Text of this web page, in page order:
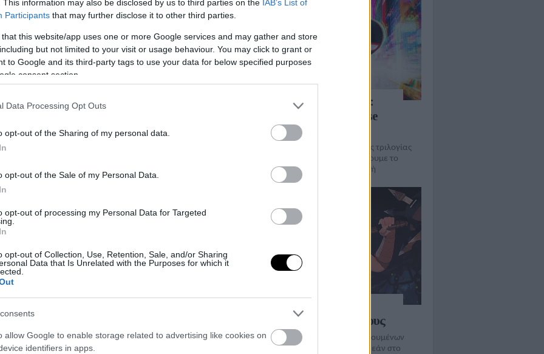
This information may also be disclosed by us to third parties on the IAB’s List of
Participants that may further disclose it to other third parties.
that this website/app uses one or more Google services and may gather and store
but not limited to your visit or usage behaviour. You may click to grant or
to Google and its third-party tags to use your data for below specified purposes
consent section.
Data Processing Opt Outs
opt-out of the Sharing of my personal data.
opt-out of the Sale of my Personal Data.
opt-out of processing my Personal Data for Targeted
opt-out of Collection, Use, Retention, Sale, and/or Sharing
Data that Is Unrelated with the Purposes for which it
allow Google to enable storage related to advertising like cookies on
identifiers in apps.
φιλοδοξίες που έχει για την χρήση του ως αρχικό
σε... υπεραναλύσεις σχετικά με την
εξελίσσεται στον δυναμικό χαρακτήρα που
σε όλο τον κόσμο. Αντιθέτως επιλέγει ν'
του 2013, το οποίο "εν τάχει" την θέτει στα
σ' ένα απομονωμένο νησί του Ειρηνικού, όπου
φυσικά ο... αναμενόμενα μεγάλος κίνδυνος που
το μυστικό όσο και από άλλους "καλοθελητές"
Croft. Ξεκινά έτσι μία περιπέτεια αρχικά
γίνεται όλο και περισσότερο θεαματική
υπεισέρχονται στην όλη εξίσωση.
το πρώτο μισό της ταινίας, αυτό που συστήνει
και δυναμική μεν, αλλά "καθημερινή"
αποτελεσματικότερα: η Alicia Vikander
Croft με τρόπο φυσικό και πειστικό,
χαρακτήρα με το αβυσσαλέο στήθος και τα
Το 2027 το Spider-Man:
Beyond the Spider-Verse
στα σινεμά
Αργεί πολύ το τελευταίο μέρος της τριλογίας
animation της Sony Pictures, ελπίζουμε το
αποτέλεσμα να αξίζει την αναμονή
υπέροχο Nimona σε όλους
Η υποψήφια για Όσκαρ ταινία κινουμένων
σχεδίων του 2023 πλήρης και δωρεάν στο